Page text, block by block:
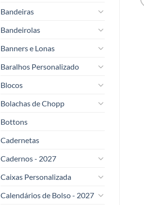
Bandeiras
Bandeirolas
Banners e Lonas
Baralhos Personalizado
Blocos
Bolachas de Chopp
Bottons
Cadernetas
Cadernos - 2027
Caixas Personalizada
Calendários de Bolso - 2027